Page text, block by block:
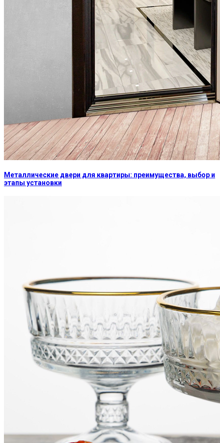
Металлические двери для квартиры: преимущества, выбор и
этапы установки